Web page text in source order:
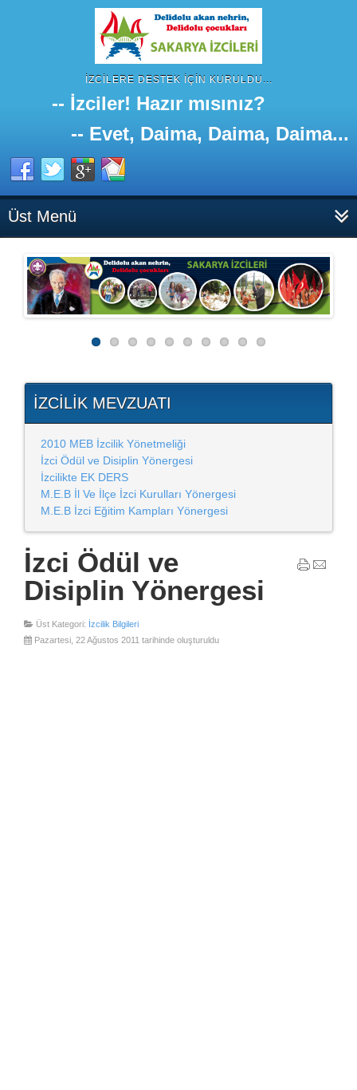
İZCILERE DESTEK IÇIN KURULDU...
-- İzciler! Hazır mısınız?
-- Evet, Daima, Daima, Daima...
Üst Menü
İZCILIK MEVZUATI
2010 MEB İzcilik Yönetmeliği
İzci Ödül ve Disiplin Yönergesi
İzcilikte EK DERS
M.E.B İl Ve İlçe İzci Kurulları Yönergesi
M.E.B İzci Eğitim Kampları Yönergesi
İzci Ödül ve
Disiplin Yönergesi
Üst Kategori: İzcilik Bilgileri
Pazartesi, 22 Ağustos 2011 tarihinde oluşturuldu